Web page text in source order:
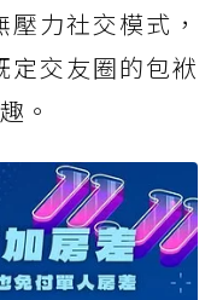
壓力社交模式，
定交友圈的包袱
。